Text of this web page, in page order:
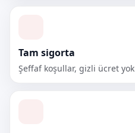
Tam sigorta
Şeffaf koşullar, gizli ücret yok